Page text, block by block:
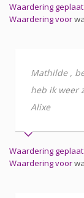
Waardering
Waardering voor
Mathilde ,
heb ik weer
Alixe
Waardering
Waardering voor